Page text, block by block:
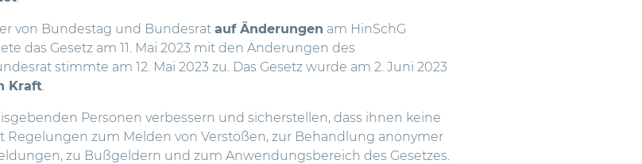
von Bundestag und Bundesrat auf Änderungen am HinSchG
das Gesetz am 11. Mai 2023 mit den Änderungen des
stimmte am 12. Mai 2023 zu. Das Gesetz wurde am 2. Juni 2023
Kraft
Personen verbessern und sicherstellen, dass ihnen keine
zum Melden von Verstößen, zur Behandlung anonymer
zu Bußgeldern und zum Anwendungsbereich des Gesetzes.